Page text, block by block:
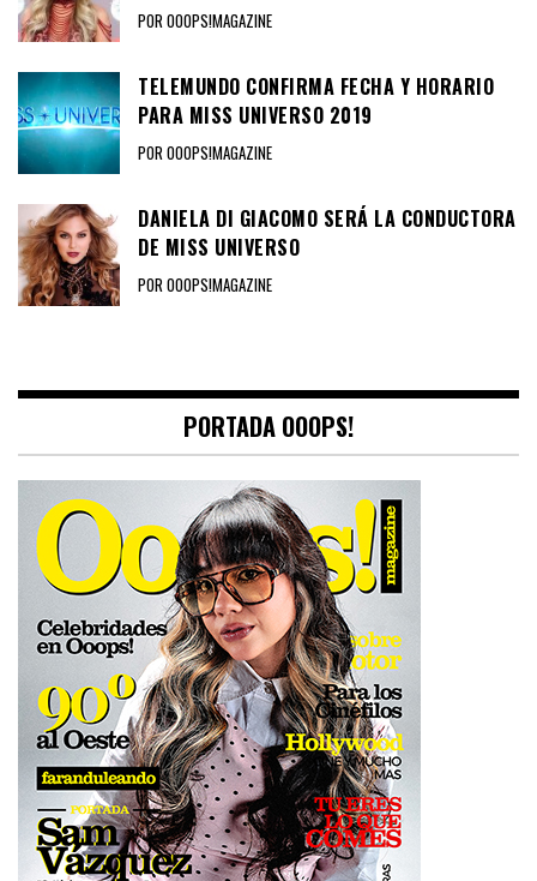
POR OOOPS!MAGAZINE
TELEMUNDO CONFIRMA FECHA Y HORARIO
PARA MISS UNIVERSO 2019
POR OOOPS!MAGAZINE
DANIELA DI GIACOMO SERÁ LA CONDUCTORA
DE MISS UNIVERSO
POR OOOPS!MAGAZINE
PORTADA OOOPS!